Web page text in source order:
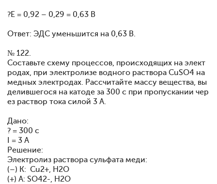
?E = 0,92 – 0,29 = 0,63 B
Ответ: ЭДС уменьшится на 0,63 В.
№ 122.
Составьте схему процессов, происходящих на элект
родах, при электролизе водного раствора CuSO4 на
медных электродах. Рассчитайте массу вещества, вы
делившегося на катоде за 300 с при пропускании чер
ез раствор тока силой 3 А.
Дано:
? = 300 с
I = 3 A
Решение:
Электролиз раствора сульфата меди:
(–) K: Cu2+, H2O
(+) A: SO42-, H2O